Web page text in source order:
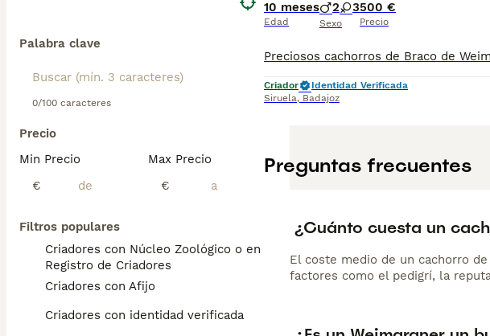
Palabra clave
0/100 caracteres
Precio
Min Precio
€
Max Precio
€
Filtros populares
Criadores con Núcleo Zoológico o en el
Registro de Criadores
Criadores con Afijo
Criadores con identidad verificada
10 meses
Edad
2 3
Sexo
500 €
Precio
Criador
Identidad Verificada
Siruela, Badajoz
Preguntas frecuentes
¿Cuánto cuesta un
El coste medio de un cachorro
factores como el pedigrí, la